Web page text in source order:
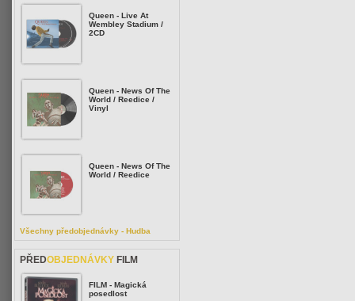
Queen - Live At
Wembley Stadium /
2CD
Queen - News Of The
World / Reedice /
Vinyl
Queen - News Of The
World / Reedice
Všechny předobjednávky - Hudba
PŘEDOBJEDNÁVKY FILM
FILM - Magická
posedlost